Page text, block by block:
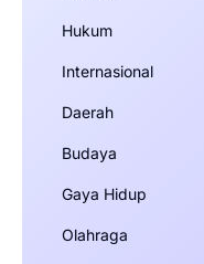
Hukum
Internasional
Daerah
Budaya
Gaya Hidup
Olahraga